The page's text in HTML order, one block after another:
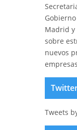
Madrid y
sobre
nuevos
Tweets